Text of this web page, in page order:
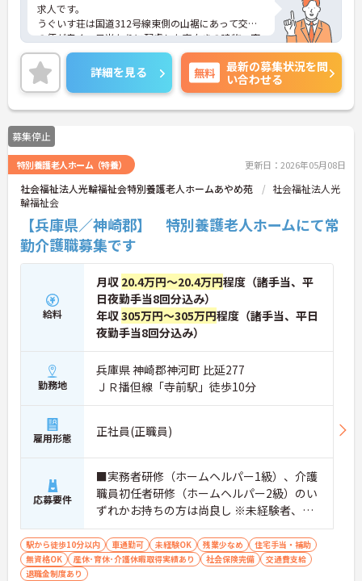
求人です。
うぐいす荘は国道312号線東側の山裾にあって交通
の便が良く、日当たりに配慮した南向きの建物、窓
からは四季折々に移り変わる山や空が広がります。
住宅手当の支給あり！残業時間も少なめで働きやす
い環境です！
ご興味ある方には、面接対策ポイントなど、さらに
詳細をお話しいたしますのでお気軽にご相談くださ
い。
詳細を見る 無料
最新の募集状況を問
い合わせる
募集停止
特別養護老人ホーム（特養） 更新日：2026年05月08日
社会福祉法人光輪福祉会特別養護老人ホームあやめ苑
社会福祉法人光
輪福祉会
【兵庫県／神崎郡】 特別養護老人ホームにて常
勤介護職募集です
給料
月収 20.4万円～20.4万円程度（諸手当、平
日夜勤手当8回分込み）
年収305万円～305万円程度（諸手当、平日
夜勤手当8回分込み）
勤務地
兵庫県 神崎郡神河町 比延277
ＪＲ播但線「寺前駅」徒歩10分
雇用形態 正社員(正職員)
応募要件
■実務者研修（ホームヘルパー1級）、介護
職員初任者研修（ホームヘルパー2級）のい
ずれかお持ちの方は尚良し ※未経験者、無
資格者応相談
駅から徒歩10分以内 車通勤可 未経験OK 残業少なめ
住宅手当・補助
無資格OK
産休･育休･介護休暇取得実績あり 社会保険完備
交通費支給
退職金制度あり